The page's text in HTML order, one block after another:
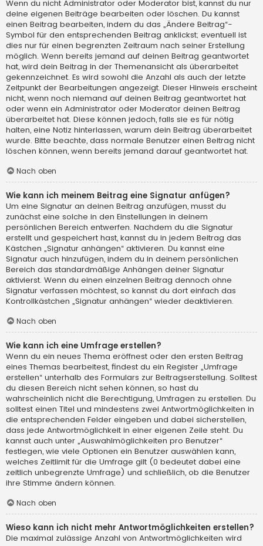
Wenn du nicht Administrator oder Moderator bist, kannst du nur
deine eigenen Beiträge bearbeiten oder löschen. Du kannst
einen Beitrag bearbeiten, indem du das „Ändere Beitrag“-
Symbol für den entsprechenden Beitrag anklickst; eventuell ist
dies nur für einen begrenzten Zeitraum nach seiner Erstellung
möglich. Wenn bereits jemand auf deinen Beitrag geantwortet
hat, wird dein Beitrag in der Themenansicht als überarbeitet
gekennzeichnet. Es wird sowohl die Anzahl als auch der letzte
Zeitpunkt der Bearbeitungen angezeigt. Dieser Hinweis erscheint
nicht, wenn noch niemand auf deinen Beitrag geantwortet hat
oder wenn ein Administrator oder Moderator deinen Beitrag
überarbeitet hat. Diese können jedoch, falls sie es für nötig
halten, eine Notiz hinterlassen, warum dein Beitrag überarbeitet
wurde. Bitte beachte, dass normale Benutzer einen Beitrag nicht
löschen können, wenn bereits jemand darauf geantwortet hat.
Nach oben
Wie kann ich meinem Beitrag eine Signatur anfügen?
Um eine Signatur an deinen Beitrag anzufügen, musst du
zunächst eine solche in den Einstellungen in deinem
persönlichen Bereich entwerfen. Nachdem du die Signatur
erstellt und gespeichert hast, kannst du in jedem Beitrag das
Kästchen „Signatur anhängen“ aktivieren. Du kannst eine
Signatur auch hinzufügen, indem du in deinem persönlichen
Bereich das standardmäßige Anhängen deiner Signatur
aktivierst. Wenn du einen einzelnen Beitrag dennoch ohne
Signatur verfassen möchtest, so kannst du dort einfach das
Kontrollkästchen „Signatur anhängen“ wieder deaktivieren.
Nach oben
Wie kann ich eine Umfrage erstellen?
Wenn du ein neues Thema eröffnest oder den ersten Beitrag
eines Themas bearbeitest, findest du ein Register „Umfrage
erstellen“ unterhalb des Formulars zur Beitragserstellung. Solltest
du diesen Bereich nicht sehen können, so hast du
wahrscheinlich nicht die Berechtigung, Umfragen zu erstellen. Du
solltest einen Titel und mindestens zwei Antwortmöglichkeiten in
die entsprechenden Felder eingeben und dabei sicherstellen,
dass jede Antwortmöglichkeit in einer eigenen Zeile steht. Du
kannst auch unter „Auswahlmöglichkeiten pro Benutzer“
festlegen, wie viele Optionen ein Benutzer auswählen kann,
welches Zeitlimit für die Umfrage gilt (0 bedeutet dabei eine
zeitlich unbegrenzte Umfrage) und schließlich, ob die Benutzer
ihre Stimme ändern können.
Nach oben
Wieso kann ich nicht mehr Antwortmöglichkeiten erstellen?
Die maximal zulässige Anzahl von Antwortmöglichkeiten wird